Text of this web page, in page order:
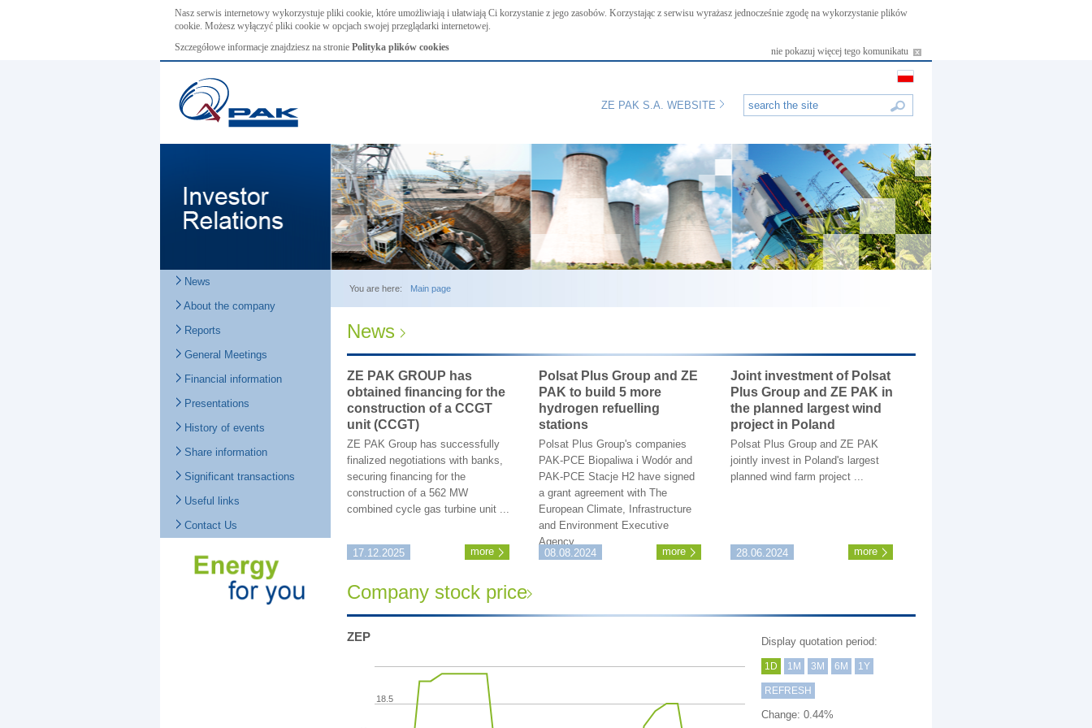
Nasz serwis internetowy wykorzystuje pliki cookie, które umożliwiają i ułatwiają Ci korzystanie z jego zasobów. Korzystając z serwisu wyrażasz jednocześnie zgodę na wykorzystanie plików
cookie. Możesz wyłączyć pliki cookie w opcjach swojej przeglądarki internetowej.
Szczegółowe informacje znajdziesz na stronie Polityka plików cookies nie pokazuj więcej tego komunikatu
ZE PAK S.A. WEBSITE
News
About the company
Reports
General Meetings
Financial information
Presentations
History of events
Share information
Significant transactions
Useful links
Contact Us
You are here: Main page
News
ZE PAK GROUP has
obtained financing for the
construction of a CCGT
unit (CCGT)
ZE PAK Group has successfully
finalized negotiations with banks,
securing financing for the
construction of a 562 MW
combined cycle gas turbine unit ...
17.12.2025 more
Polsat Plus Group and ZE
PAK to build 5 more
hydrogen refuelling
stations
Polsat Plus Group's companies
PAK-PCE Biopaliwa i Wodór and
PAK-PCE Stacje H2 have signed
a grant agreement with The
European Climate, Infrastructure
and Environment Executive
Agency ...
08.08.2024
more
Joint investment of Polsat
Plus Group and ZE PAK in
the planned largest wind
project in Poland
Polsat Plus Group and ZE PAK
jointly invest in Poland's largest
planned wind farm project ...
28.06.2024 more
Company stock price
ZEP
18.5
Display quotation period:
1D 1M 3M 6M 1Y
REFRESH
Change: 0.44%